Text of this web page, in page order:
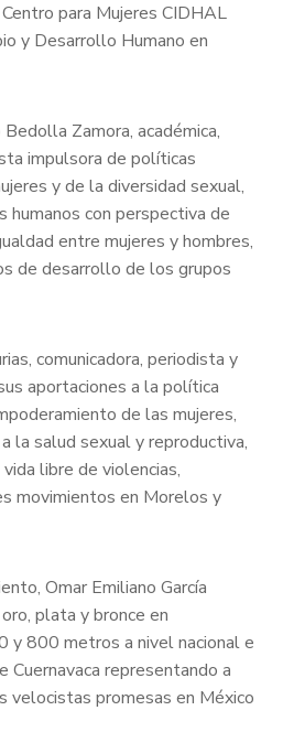
para Mujeres CIDHAL
y Desarrollo Humano en
Zamora, académica,
impulsora de políticas
y de la diversidad sexual,
humanos con perspectiva de
entre mujeres y hombres,
de desarrollo de los grupos
comunicadora, periodista y
aportaciones a la política
de las mujeres,
la salud sexual y reproductiva,
libre de violencias,
movimientos en Morelos y
Omar Emiliano García
plata y bronce en
y 800 metros a nivel nacional e
Cuernavaca representando a
velocistas promesas en México